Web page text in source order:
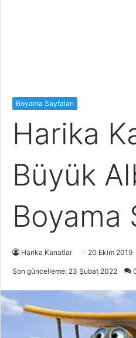
Boyama Sayfaları
Harika
Büyük
Boyama
Harika Kanatlar 20 Ekim 2019
Son güncelleme: 23 Şubat 2022